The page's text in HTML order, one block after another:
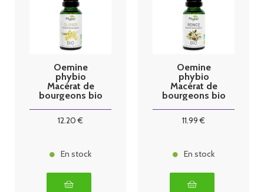
Oemine
phybio
Macérat de
bourgeons bio
12.20 €
En stock
Oemine
phybio
Macérat de
bourgeons bio
11.99 €
En stock